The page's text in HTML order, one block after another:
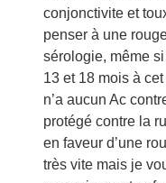
conjonctivite et
penser à une
sérologie, même
13 et 18 mois à
n’a aucun Ac
protégé contre la
en faveur d’une
très vite mais je